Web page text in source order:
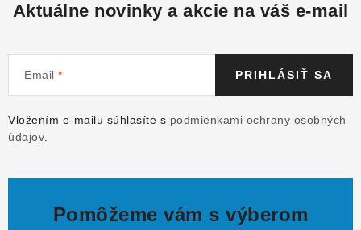
Aktuálne novinky a akcie na váš e-mail
Email
Vložením e-mailu súhlasíte s podmienkami ochrany osobných
údajov
PRIHLÁSIŤ SA
Pomôžeme vám s výberom